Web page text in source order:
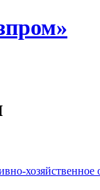
хозяйственное